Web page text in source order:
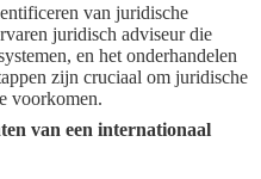
van juridische
juridisch adviseur die
en het onderhandelen
zijn cruciaal om juridische
voorkomen.
van een internationaal